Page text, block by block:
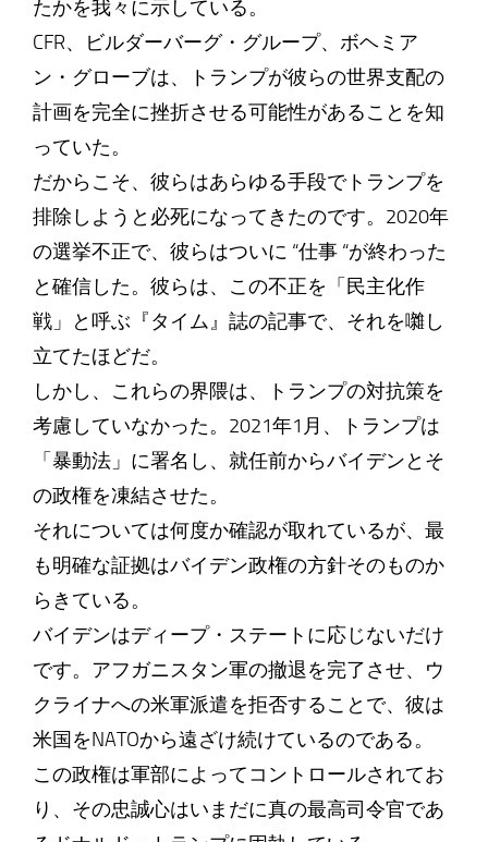
たかを我々に示している。
CFR、ビルダーバーグ・グループ、ボヘミア
ン・グローブは、トランプが彼らの世界支配の
計画を完全に挫折させる可能性があることを知
っていた。
だからこそ、彼らはあらゆる手段でトランプを
排除しようと必死になってきたのです。2020年
の選挙不正で、彼らはついに “仕事 “が終わった
と確信した。彼らは、この不正を「民主化作
戦」と呼ぶ『タイム』誌の記事で、それを囃し
立てたほどだ。
しかし、これらの界隈は、トランプの対抗策を
考慮していなかった。2021年1月、トランプは
「暴動法」に署名し、就任前からバイデンとそ
の政権を凍結させた。
それについては何度か確認が取れているが、最
も明確な証拠はバイデン政権の方針そのものか
らきている。
バイデンはディープ・ステートに応じないだけ
です。アフガニスタン軍の撤退を完了させ、ウ
クライナへの米軍派遣を拒否することで、彼は
米国をNATOから遠ざけ続けているのである。
この政権は軍部によってコントロールされてお
り、その忠誠心はいまだに真の最高司令官であ